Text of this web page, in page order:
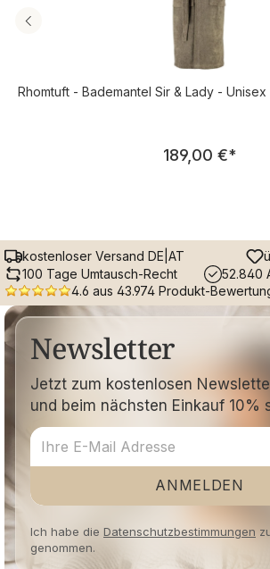
Rhomtuft - Bademantel Sir & Lady -
Regulärer
189,00 €*
kostenloser Versand DE|AT
100 Tage Umtausch-Recht
52.840
4.6 aus 43.974 Produkt-
Newsletter
Jetzt zum kostenlosen
und beim nächsten Einkauf 10%
ANMELDEN
Ich habe die Datenschutzbestimmungen
genommen.